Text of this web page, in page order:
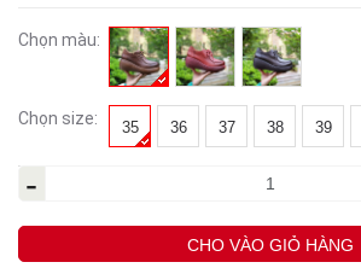
Chọn màu:
Chọn size: 35 36 37 38 39
-
CHO VÀO GIỎ HÀNG